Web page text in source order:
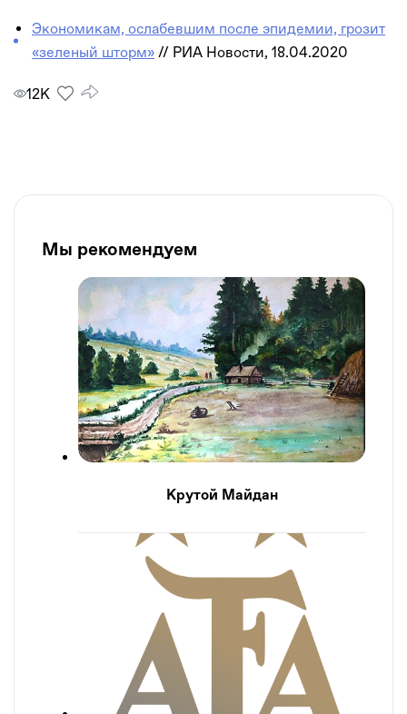
Экономикам, ослабевшим после эпидемии, грозит
«зеленый шторм» // РИА Новости, 18.04.2020
12К
Мы рекомендуем
Крутой Майдан